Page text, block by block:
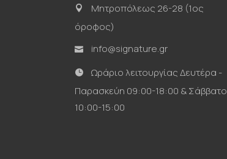
Μητροπόλεως 26-28 (1ος
όροφος)
info@signature.gr
Ωράριο λειτουργίας Δευτέρα -
Παρασκεύη 09:00-18:00 & Σάββατο
10:00-15:00